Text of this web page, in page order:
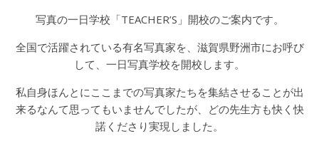
写真の一日学校「TEACHER’S」開校のご案内です。
全国で活躍されている有名写真家を、滋賀県野洲市にお呼び
して、一日写真学校を開校します。
私自身ほんとにここまでの写真家たちを集結させることが出
来るなんて思ってもいませんでしたが、どの先生方も快く快
諾くださり実現しました。